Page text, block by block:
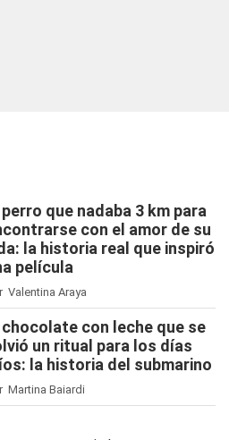
perro que nadaba 3 km para
con el amor de su
la historia real que inspiró
película
Valentina Araya
chocolate con leche que se
un ritual para los días
la historia del submarino
Martina Baiardi